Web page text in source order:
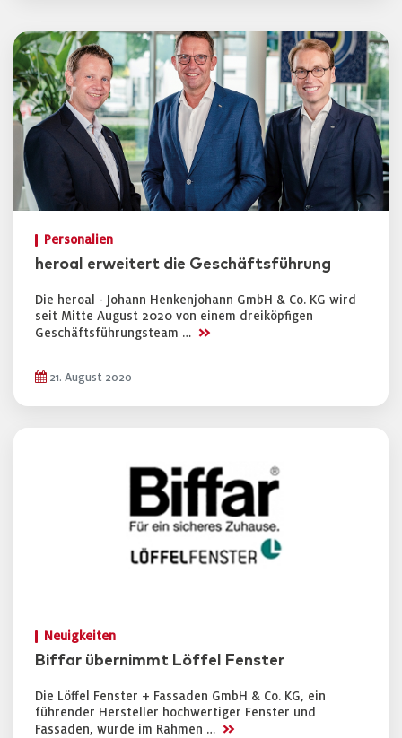
Personalien
heroal erweitert die Geschäftsführung
Die heroal - Johann Henkenjohann GmbH & Co. KG wird
seit Mitte August 2020 von einem dreiköpfigen
Geschäftsführungsteam … >>
21. August 2020
Neuigkeiten
Biffar übernimmt Löffel Fenster
Die Löffel Fenster + Fassaden GmbH & Co. KG, ein
führender Hersteller hochwertiger Fenster und
Fassaden, wurde im Rahmen … >>